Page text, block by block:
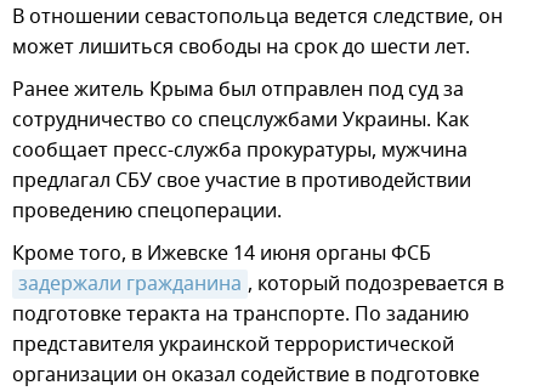
В отношении севастопольца ведется следствие, он
может лишиться свободы на срок до шести лет.
Ранее житель Крыма был отправлен под суд за
сотрудничество со спецслужбами Украины. Как
сообщает пресс-служба прокуратуры, мужчина
предлагал СБУ свое участие в противодействии
проведению спецоперации.
Кроме того, в Ижевске 14 июня органы ФСБ
задержали гражданина , который подозревается в
подготовке теракта на транспорте. По заданию
представителя украинской террористической
организации он оказал содействие в подготовке